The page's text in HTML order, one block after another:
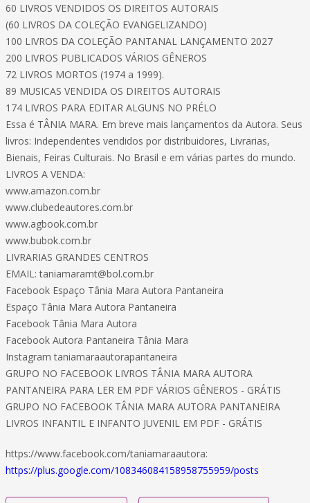
60 LIVROS VENDIDOS OS DIREITOS AUTORAIS
(60 LIVROS DA COLEÇÃO EVANGELIZANDO)
100 LIVROS DA COLEÇÃO PANTANAL LANÇAMENTO 2027
200 LIVROS PUBLICADOS VÁRIOS GÊNEROS
72 LIVROS MORTOS (1974 a 1999).
89 MUSICAS VENDIDA OS DIREITOS AUTORAIS
174 LIVROS PARA EDITAR ALGUNS NO PRÉLO
Essa é TÂNIA MARA. Em breve mais lançamentos da Autora. Seus
livros: Independentes vendidos por distribuidores, Livrarias,
Bienais, Feiras Culturais. No Brasil e em várias partes do mundo.
LIVROS A VENDA:
www.amazon.com.br
www.clubedeautores.com.br
www.agbook.com.br
www.bubok.com.br
LIVRARIAS GRANDES CENTROS
EMAIL: taniamaramt@bol.com.br
Facebook Espaço Tânia Mara Autora Pantaneira
Espaço Tânia Mara Autora Pantaneira
Facebook Tânia Mara Autora
Facebook Autora Pantaneira Tânia Mara
Instagram taniamaraautorapantaneira
GRUPO NO FACEBOOK LIVROS TÂNIA MARA AUTORA
PANTANEIRA PARA LER EM PDF VÁRIOS GÊNEROS - GRÁTIS
GRUPO NO FACEBOOK TÂNIA MARA AUTORA PANTANEIRA
LIVROS INFANTIL E INFANTO JUVENIL EM PDF - GRÁTIS
https://www.facebook.com/taniamaraautora:
https://plus.google.com/108346084158958755959/posts